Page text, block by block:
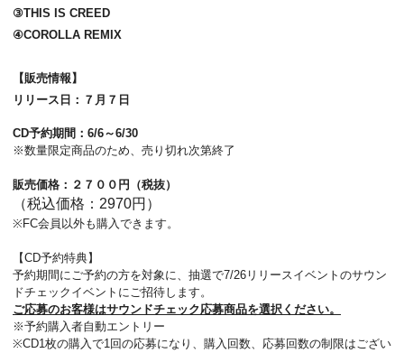
③THIS IS CREED
④COROLLA REMIX
【販売情報】
リリース日：７月７日
CD予約期間：6/6～6/30
※数量限定商品のため、売り切れ次第終了
販売価格：２７００円（税抜）
（税込価格：2970円）
※FC会員以外も購入できます。
【CD予約特典】
予約期間にご予約の方を対象に、抽選で7/26リリースイベントのサウン
ドチェックイベントにご招待します。
ご応募のお客様はサウンドチェック応募商品を選択ください。
※予約購入者自動エントリー
※CD1枚の購入で1回の応募になり、購入回数、応募回数の制限はござい